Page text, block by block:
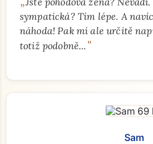
sympatická? Tím lépe. A
náhoda! Pak mi ale určitě
totiž podobně... "
Sam